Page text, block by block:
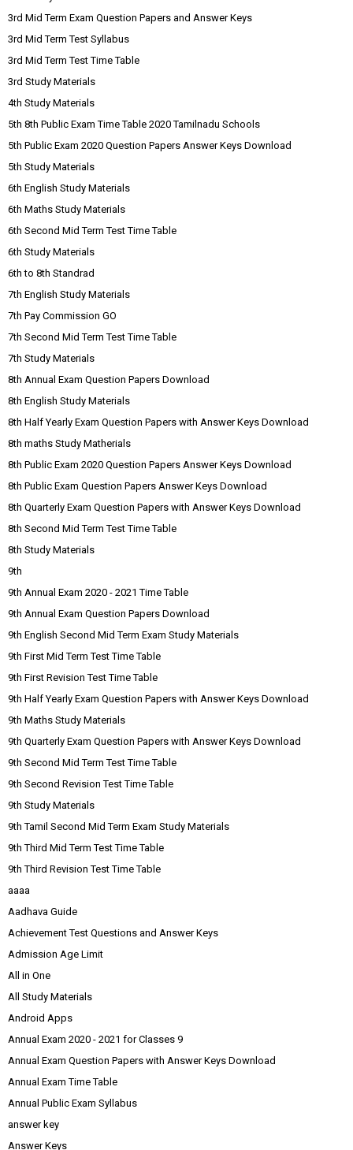
3rd Mid Term Exam Question Papers and Answer Keys
3rd Mid Term Test Syllabus
3rd Mid Term Test Time Table
3rd Study Materials
4th Study Materials
5th 8th Public Exam Time Table 2020 Tamilnadu Schools
5th Public Exam 2020 Question Papers Answer Keys Download
5th Study Materials
6th English Study Materials
6th Maths Study Materials
6th Second Mid Term Test Time Table
6th Study Materials
6th to 8th Standrad
7th English Study Materials
7th Pay Commission GO
7th Second Mid Term Test Time Table
7th Study Materials
8th Annual Exam Question Papers Download
8th English Study Materials
8th Half Yearly Exam Question Papers with Answer Keys Download
8th maths Study Matherials
8th Public Exam 2020 Question Papers Answer Keys Download
8th Public Exam Question Papers Answer Keys Download
8th Quarterly Exam Question Papers with Answer Keys Download
8th Second Mid Term Test Time Table
8th Study Materials
9th
9th Annual Exam 2020 - 2021 Time Table
9th Annual Exam Question Papers Download
9th English Second Mid Term Exam Study Materials
9th First Mid Term Test Time Table
9th First Revision Test Time Table
9th Half Yearly Exam Question Papers with Answer Keys Download
9th Maths Study Materials
9th Quarterly Exam Question Papers with Answer Keys Download
9th Second Mid Term Test Time Table
9th Second Revision Test Time Table
9th Study Materials
9th Tamil Second Mid Term Exam Study Materials
9th Third Mid Term Test Time Table
9th Third Revision Test Time Table
aaaa
Aadhava Guide
Achievement Test Questions and Answer Keys
Admission Age Limit
All in One
All Study Materials
Android Apps
Annual Exam 2020 - 2021 for Classes 9
Annual Exam Question Papers with Answer Keys Download
Annual Exam Time Table
Annual Public Exam Syllabus
answer key
Answer Keys